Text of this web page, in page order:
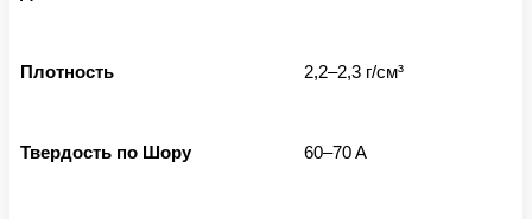
Плотность 2,2–2,3 г/см³
Твердость по Шору 60–70 A